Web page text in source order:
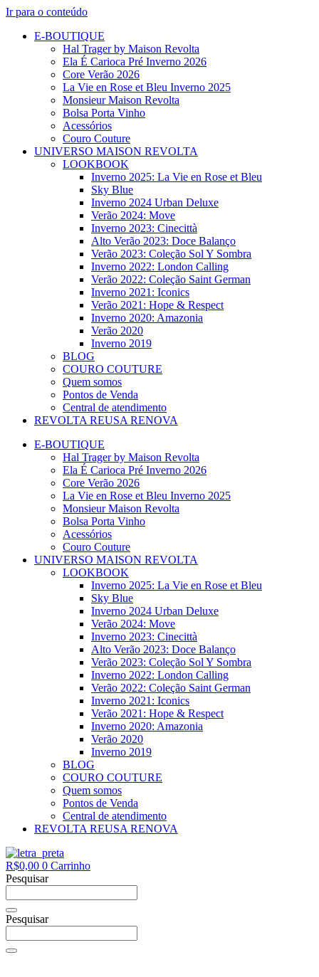
Ir para o conteúdo
E-BOUTIQUE
Hal Trager by Maison Revolta
Ela É Carioca Pré Inverno 2026
Core Verão 2026
La Vie en Rose et Bleu Inverno 2025
Monsieur Maison Revolta
Bolsa Porta Vinho
Acessórios
Couro Couture
UNIVERSO MAISON REVOLTA
LOOKBOOK
Inverno 2025: La Vie en Rose et Bleu
Sky Blue
Inverno 2024 Urban Deluxe
Verão 2024: Move
Inverno 2023: Cinecittà
Alto Verão 2023: Doce Balanço
Verão 2023: Coleção Sol Y Sombra
Inverno 2022: London Calling
Verão 2022: Coleção Saint German
Inverno 2021: Iconics
Verão 2021: Hope & Respect
Inverno 2020: Amazonia
Verão 2020
Inverno 2019
BLOG
COURO COUTURE
Quem somos
Pontos de Venda
Central de atendimento
REVOLTA REUSA RENOVA
E-BOUTIQUE
Hal Trager by Maison Revolta
Ela É Carioca Pré Inverno 2026
Core Verão 2026
La Vie en Rose et Bleu Inverno 2025
Monsieur Maison Revolta
Bolsa Porta Vinho
Acessórios
Couro Couture
UNIVERSO MAISON REVOLTA
LOOKBOOK
Inverno 2025: La Vie en Rose et Bleu
Sky Blue
Inverno 2024 Urban Deluxe
Verão 2024: Move
Inverno 2023: Cinecittà
Alto Verão 2023: Doce Balanço
Verão 2023: Coleção Sol Y Sombra
Inverno 2022: London Calling
Verão 2022: Coleção Saint German
Inverno 2021: Iconics
Verão 2021: Hope & Respect
Inverno 2020: Amazonia
Verão 2020
Inverno 2019
BLOG
COURO COUTURE
Quem somos
Pontos de Venda
Central de atendimento
REVOLTA REUSA RENOVA
R$0,00 0 Carrinho
Pesquisar
Pesquisar